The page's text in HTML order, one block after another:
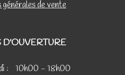
de vente
D'OUVERTURE
:
10h00 - 18h00